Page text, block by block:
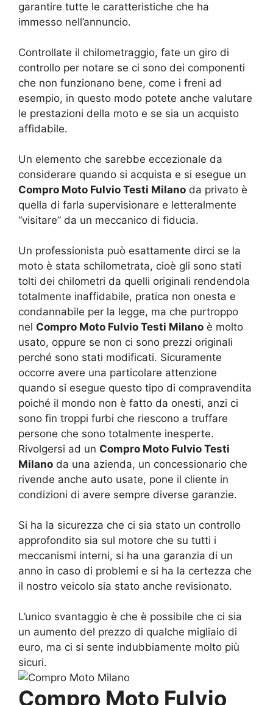
garantire tutte le caratteristiche che ha
immesso nell’annuncio.
Controllate il chilometraggio, fate un giro di
controllo per notare se ci sono dei componenti
che non funzionano bene, come i freni ad
esempio, in questo modo potete anche valutare
le prestazioni della moto e se sia un acquisto
affidabile.
Un elemento che sarebbe eccezionale da
considerare quando si acquista e si esegue un
Compro Moto Fulvio Testi Milano da privato è
quella di farla supervisionare e letteralmente
“visitare” da un meccanico di fiducia.
Un professionista può esattamente dirci se la
moto è stata schilometrata, cioè gli sono stati
tolti dei chilometri da quelli originali rendendola
totalmente inaffidabile, pratica non onesta e
condannabile per la legge, ma che purtroppo
nel Compro Moto Fulvio Testi Milano è molto
usato, oppure se non ci sono prezzi originali
perché sono stati modificati. Sicuramente
occorre avere una particolare attenzione
quando si esegue questo tipo di compravendita
poiché il mondo non è fatto da onesti, anzi ci
sono fin troppi furbi che riescono a truffare
persone che sono totalmente inesperte.
Rivolgersi ad un Compro Moto Fulvio Testi
Milano da una azienda, un concessionario che
rivende anche auto usate, pone il cliente in
condizioni di avere sempre diverse garanzie.
Si ha la sicurezza che ci sia stato un controllo
approfondito sia sul motore che su tutti i
meccanismi interni, si ha una garanzia di un
anno in caso di problemi e si ha la certezza che
il nostro veicolo sia stato anche revisionato.
L’unico svantaggio è che è possibile che ci sia
un aumento del prezzo di qualche migliaio di
euro, ma ci si sente indubbiamente molto più
sicuri.
Compro Moto Fulvio